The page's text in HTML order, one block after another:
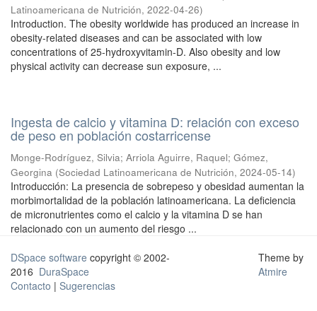
Latinoamericana de Nutrición, 2022-04-26)
Introduction. The obesity worldwide has produced an increase in
obesity-related diseases and can be associated with low
concentrations of 25-hydroxyvitamin-D. Also obesity and low
physical activity can decrease sun exposure, ...
Ingesta de calcio y vitamina D: relación con exceso
de peso en población costarricense
Monge-Rodríguez, Silvia; Arriola Aguirre, Raquel; Gómez,
Georgina (Sociedad Latinoamericana de Nutrición, 2024-05-14)
Introducción: La presencia de sobrepeso y obesidad aumentan la
morbimortalidad de la población latinoamericana. La deficiencia
de micronutrientes como el calcio y la vitamina D se han
relacionado con un aumento del riesgo ...
DSpace software copyright © 2002-
2016 DuraSpace
Contacto | Sugerencias
Theme by
Atmire